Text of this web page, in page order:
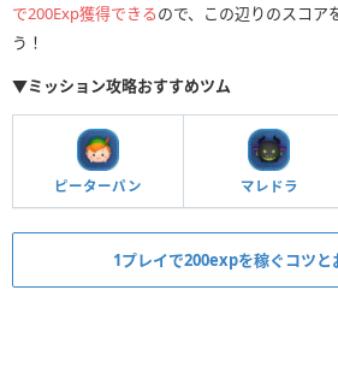
で200Exp獲得できるので、この辺りのスコア
う！
▼ミッション攻略おすすめツム
ピーターパン マレドラ
1プレイで200expを稼ぐコツと